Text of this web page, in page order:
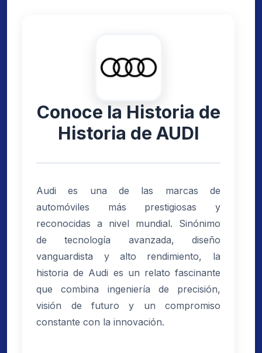
Conoce la Historia de
Historia de AUDI
Audi es una de las marcas de
automóviles más prestigiosas y
reconocidas a nivel mundial. Sinónimo
de tecnología avanzada, diseño
vanguardista y alto rendimiento, la
historia de Audi es un relato fascinante
que combina ingeniería de precisión,
visión de futuro y un compromiso
constante con la innovación.